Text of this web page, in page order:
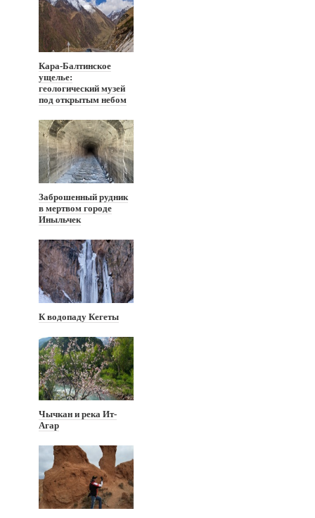
Кара-Балтинское
ущелье:
геологический музей
под открытым небом
Заброшенный рудник
в мертвом городе
Иныльчек
К водопаду Кегеты
Чычкан и река Ит-
Агар